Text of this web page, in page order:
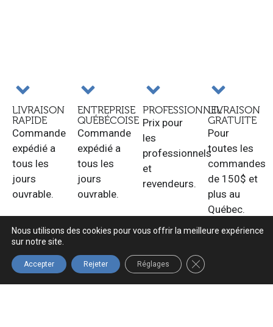
LIVRAISON
RAPIDE
Commande
expédié a
tous les
jours
ouvrable.
ENTREPRISE
QUÉBÉCOISE
Commande
expédié a
tous les
jours
ouvrable.
PROFESSIONNEL
Prix pour
les
professionnels
et
revendeurs.
LIVRAISON
GRATUITE
Pour
toutes les
commandes
de 150$ et
plus au
Québec.
Navigation Boutique Infolettre
Nous utilisons des cookies pour vous offrir la meilleure expérience
sur notre site.
Accepter Rejeter Réglages FERMER LA